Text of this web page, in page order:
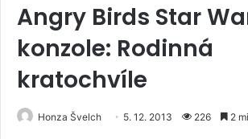
Angry Birds Star
konzole: Rodinná
kratochvíle
Honza Švelch 5. 12. 2013 226 2